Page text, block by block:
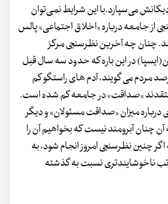
می‌سپارد.با این شرایط نمی‌توان
از جامعه درباره «اخلاق اجتماعی» پالس
چنان چه آخرین نظرسنجی مرکز
در این باره که حدود سه سال قبل
شده، می‌گوید: ۷۵درصد مردم می گویند، آدم های راستگو کم
نیز معتقدند «صداقت» در جامعه کم شده است.
درباره میزان «صداقت مسئولان» و دیگر
چنان آبرومند نیست که بخواهیم آن را
چنین نظرسنجی امروز انجام شود، به
ناخوشایندتری نسبت به گذشته